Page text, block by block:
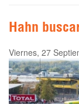
Hahn
Viernes, 27